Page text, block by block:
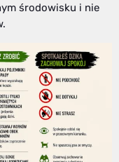
środowisku i nie